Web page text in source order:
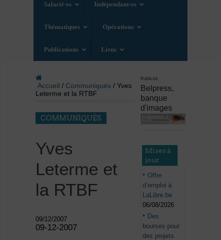
Salarié·es Indépendant·es
Thématiques Opérations
Publications Liens
Accueil / Communiqués/ Yves
Leterme et la RTBF
COMMUNIQUÉS
Yves
Leterme et
la RTBF
09/12/2007
09-12-2007
Publicité
Belpress,
banque
d'images
Mises à
jour
Offre
d’emploi à
LaLibre.be
06/08/2026
Des
bourses pour
des projets